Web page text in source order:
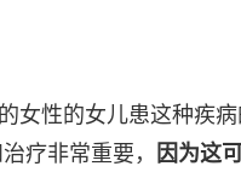
女性的女儿患这种疾
疗非常重要，
因为这